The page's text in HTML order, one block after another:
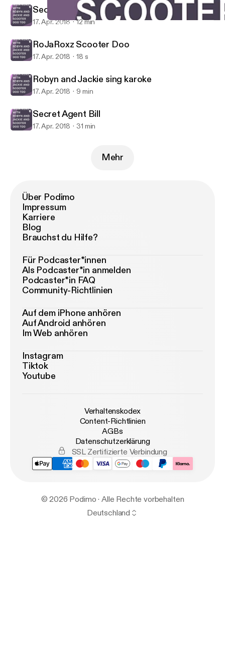
Robyn and Jackie sing karoke
Secret Agent Bill
17. Apr. 2018 12 min
RoJaRoxz Scooter Doo
17. Apr. 2018 18 s
Robyn and Jackie sing karoke
17. Apr. 2018 9 min
Secret Agent Bill
17. Apr. 2018 31 min
Mehr
Über Podimo
Impressum
Karriere
Blog
Brauchst du Hilfe?
Für Podcaster*innen
Als Podcaster*in anmelden
Podcaster*in FAQ
Community-Richtlinien
Auf dem iPhone anhören
Auf Android anhören
Im Web anhören
Instagram
Tiktok
Youtube
Verhaltenskodex
Content-Richtlinien
AGBs
Datenschutzerklärung
SSL Zertifizierte Verbindung
© 2026 Podimo · Alle Rechte vorbehalten
Deutschland